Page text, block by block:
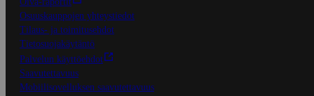
Osuuskauppojen yhteystiedot
Tilaus- ja toimitusehdot
Tietosuojakäytäntö
Palvelun käyttöehdot
Saavutettavuus
Mobiilisovelluksen saavutettavuus